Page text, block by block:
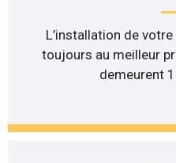
L’installation de
toujours au meilleur
demeurent